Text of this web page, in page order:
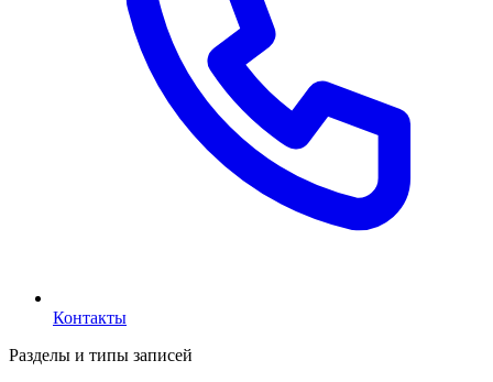
Контакты
Разделы и типы записей